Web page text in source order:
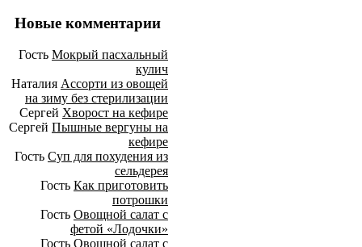
Новые комментарии
Гость Мокрый пасхальный
кулич
Наталия Ассорти из овощей
на зиму без стерилизации
Сергей Хворост на кефире
Сергей Пышные вергуны на
кефире
Гость Суп для похудения из
сельдерея
Гость Как приготовить
потрошки
Гость Овощной салат с
фетой «Лодочки»
Гость Овощной салат с